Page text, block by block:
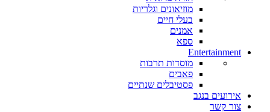
מוזיאונים וגלריות
בעלי חיים
אמנים
ספא
Entertainment
מוסדות תרבות
פאבים
פסטיבלים שנתיים
אירועים בנגב
צור קשר